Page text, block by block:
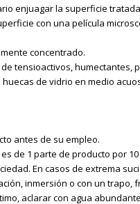
enjuagar la superficie tratada
con una película
concentrado.
de tensioactivos,
de vidrio en medio
antes de su empleo.
de 1 parte de producto por
En casos de extrema
inmersión o con un trapo,
aclarar con agua